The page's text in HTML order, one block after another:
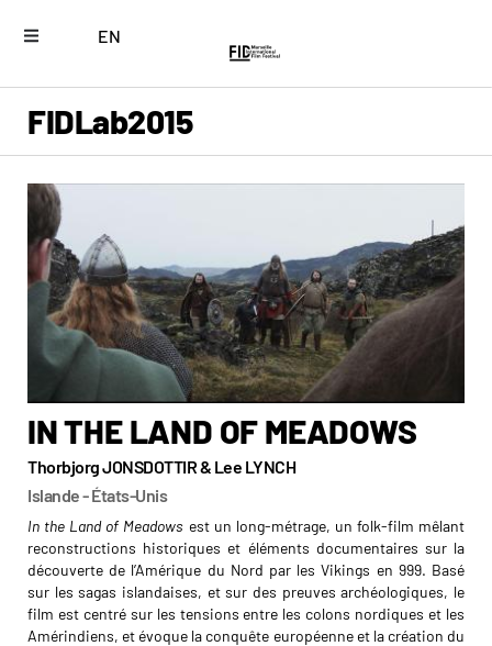
EN
FIDLab2015
IN THE LAND OF MEADOWS
Thorbjorg JONSDOTTIR & Lee LYNCH
Islande - États-Unis
In the Land of Meadows est un long-métrage, un folk-film mêlant
reconstructions historiques et éléments documentaires sur la
découverte de l’Amérique du Nord par les Vikings en 999. Basé
sur les sagas islandaises, et sur des preuves archéologiques, le
film est centré sur les tensions entre les colons nordiques et les
Amérindiens, et évoque la conquête européenne et la création du